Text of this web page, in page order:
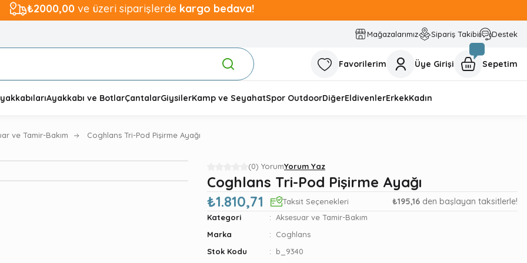
₺2000,00 ve üzeri siparişlerde kargo bedava!
Mağazalarımız Sipariş Takibi Destek
Favorilerim Üye Girişi Sepetim
Ayakkabı ve BotlarÇantalarGiysilerKamp ve SeyahatSpor OutdoorDiğerEldivenlerErkekKadın
ve Tamir-Bakım Coghlans Tri-Pod Pişirme Ayağı
(0) YorumYorum Yaz
Coghlans Tri-Pod Pişirme Ayağı
₺1.810,71
Taksit Seçenekleri ₺195,16 den başlayan taksitlerle!
Kategori
Aksesuar ve Tamir-Bakım
Marka
Coghlans
Stok Kodu
b_9340